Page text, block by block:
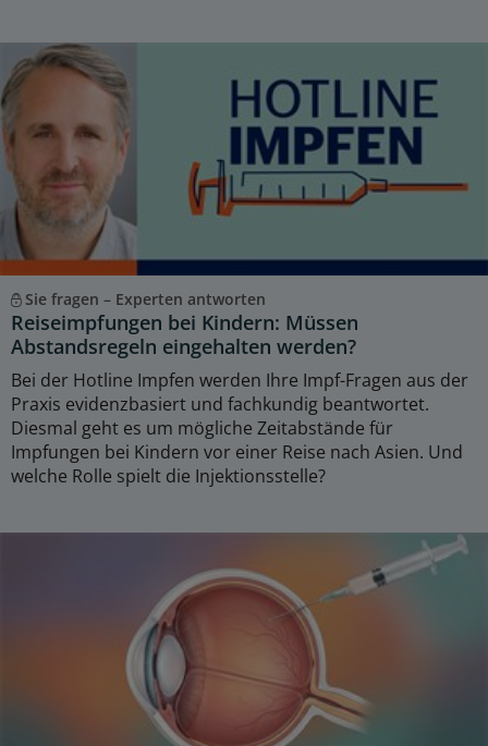
Sie fragen – Experten antworten
Reiseimpfungen bei Kindern: Müssen
Abstandsregeln eingehalten werden?
Bei der Hotline Impfen werden Ihre Impf-Fragen aus der
Praxis evidenzbasiert und fachkundig beantwortet.
Diesmal geht es um mögliche Zeitabstände für
Impfungen bei Kindern vor einer Reise nach Asien. Und
welche Rolle spielt die Injektionsstelle?